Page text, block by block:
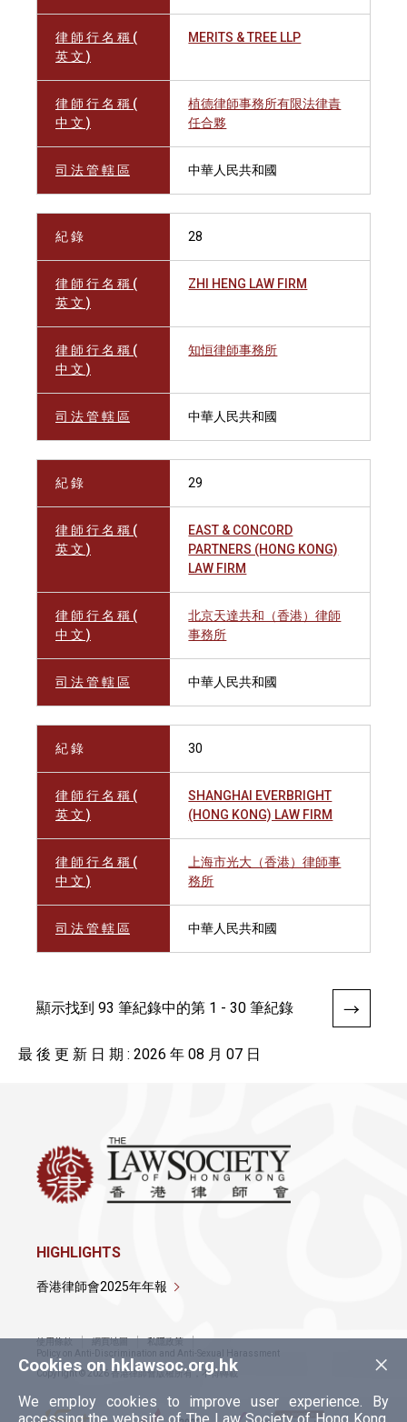
律 師 行 名 稱 (
英 文 )
MERITS & TREE LLP
律 師 行 名 稱 (
中 文 )
植德律師事務所有限法律責
任合夥
司 法 管 轄 區 中華人民共和國
紀 錄 28
律 師 行 名 稱 (
英 文 )
ZHI HENG LAW FIRM
律 師 行 名 稱 (
中 文 )
知恒律師事務所
司 法 管 轄 區 中華人民共和國
紀 錄 29
律 師 行 名 稱 (
英 文 )
EAST & CONCORD
PARTNERS (HONG KONG)
LAW FIRM
律 師 行 名 稱 (
中 文 )
北京天達共和（香港）律師
事務所
司 法 管 轄 區 中華人民共和國
紀 錄 30
律 師 行 名 稱 (
英 文 )
SHANGHAI EVERBRIGHT
(HONG KONG) LAW FIRM
律 師 行 名 稱 (
中 文 )
上海市光大（香港）律師事
務所
司 法 管 轄 區 中華人民共和國
顯示找到 93 筆紀錄中的第 1 - 30 筆紀錄
最 後 更 新 日 期 : 2026 年 08 月 07 日
×
Cookies on hklawsoc.org.hk
We employ cookies to improve user experience. By
HIGHLIGHTS
香港律師會2025年年報
使用條款 網頁地圖
私隱政策
Policy on Anti-Discrimination and Anti-Sexual Harassment
Copyright © 2026 香港律師會版權所有，不得轉載